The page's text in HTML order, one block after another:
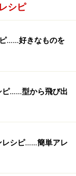
シピ
……好きなものを
ピ……型から飛び出
レシピ……簡単アレ